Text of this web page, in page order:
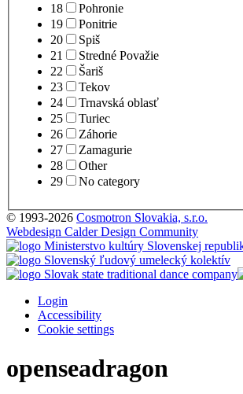
18
Pohronie
19
Ponitrie
20
Spiš
21
Stredné Považie
22
Šariš
23
Tekov
24
Trnavská oblasť
25
Turiec
26
Záhorie
27
Zamagurie
28
Other
29
No category
© 1993-2026 Cosmotron Slovakia, s.r.o.
Webdesign Calder Design Community
Login
Accessibility
Cookie settings
openseadragon